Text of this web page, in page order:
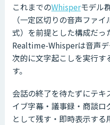
これまでのWhisperモデル
（一定区切りの音声ファ
式）を前提とした構成だっ
Realtime-Whisperは音声
次的に文字起こしを実行す
す。
会話の終了を待たずにテ
イブ字幕・議事録・商談
として残す・即時表示する